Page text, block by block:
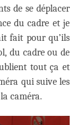
de se déplacer
du cadre et je
fait pour qu’ils
du cadre ou de
tout ça et
qui suive les
caméra.